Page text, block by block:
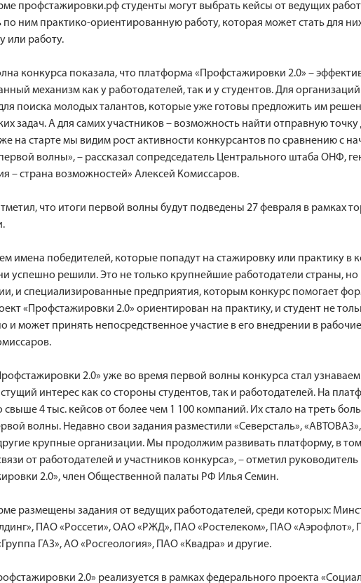
профстажировки.рф студенты могут выбрать кейсы от ведущих
ним практико-ориентированную работу, которая может стать для
или работу.
конкурса показала, что платформа «Профстажировки 2.0» –
механизм как у работодателей, так и у студентов. Для
поиска молодых талантов, которые уже готовы предложить им
задач. А для самих участников – возможность найти отправную точку
на старте мы видим рост активности конкурсантов по сравнению с
волны», – рассказал сопредседатель Центрального штаба ОНФ,
– страна возможностей» Алексей Комиссаров.
что итоги первой волны будут подведены 27 февраля в рамках
имена победителей, которые попадут на стажировку или практику в
успешно решили. Это не только крупнейшие работодатели страны,
и специализированные предприятия, которым конкурс помогает
«Профстажировки 2.0» ориентирован на практику, и студент не
и может принять непосредственное участие в его внедрении в
2.0» уже во время первой волны конкурса стал
интерес как со стороны студентов, так и работодателей. На
4 тыс. кейсов от более чем 1 100 компаний. Их стало на треть
волны. Недавно свои задания разместили «Северсталь», «АВТОВАЗ»,
крупные организации. Мы продолжим развивать платформу, в
от работодателей и участников конкурса», – отметил руководитель
2.0», член Общественной палаты РФ Илья Семин.
размещены задания от ведущих работодателей, среди которых:
ПАО «Россети», ОАО «РЖД», ПАО «Ростелеком», ПАО «Аэрофлот»,
ГАЗ», АО «Росгеология», ПАО «Квадра» и другие.
2.0» реализуется в рамках федерального проекта